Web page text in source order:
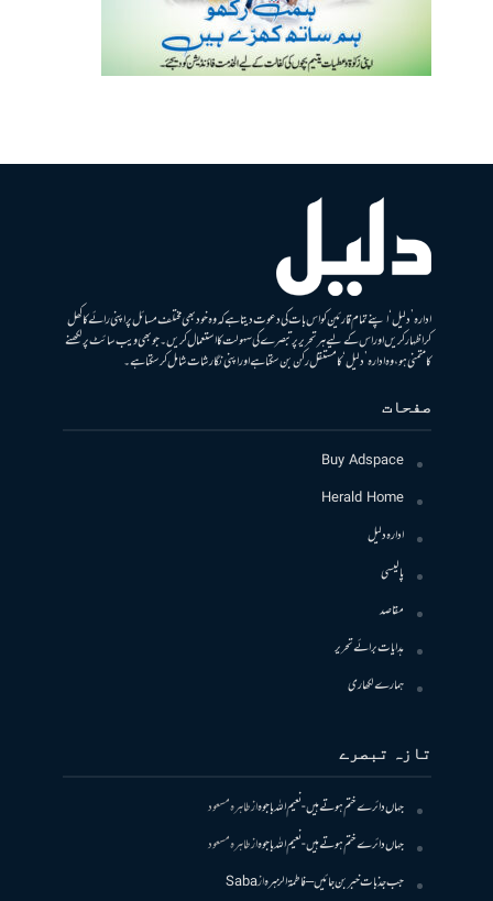
ادارہ ’دلیل‘ اپنے تمام قارئین کو اس بات کی دعوت دیتا ہے کہ وہ خود بھی مختلف مسائل پر اپنی رائے کا کھل
کر اظہار کریں اور اس کے لیے ہر تحریر پر تبصرے کی سہولت کا استعمال کریں۔ جو بھی ویب سائٹ پر لکھنے
کا متمنی ہو، وہ ادارہ ’دلیل‘ کا مستقل رکن بن سکتا ہے اور اپنی نگارشات شامل کرسکتا ہے۔
صفحات
Buy Adspace
Herald Home
ادارہ دلیل
پالیسی
مقاصد
ہدایات برائے تحریر
ہمارے لکھاری
تازہ تبصرے
جہاں دائرے ختم ہوتے ہیں- نعیم اللہ باجوہازطاہرہ مسعود
جہاں دائرے ختم ہوتے ہیں- نعیم اللہ باجوہازطاہرہ مسعود
جب جذبات خبر بن جائیں – فاطمۃالزہرہازSaba